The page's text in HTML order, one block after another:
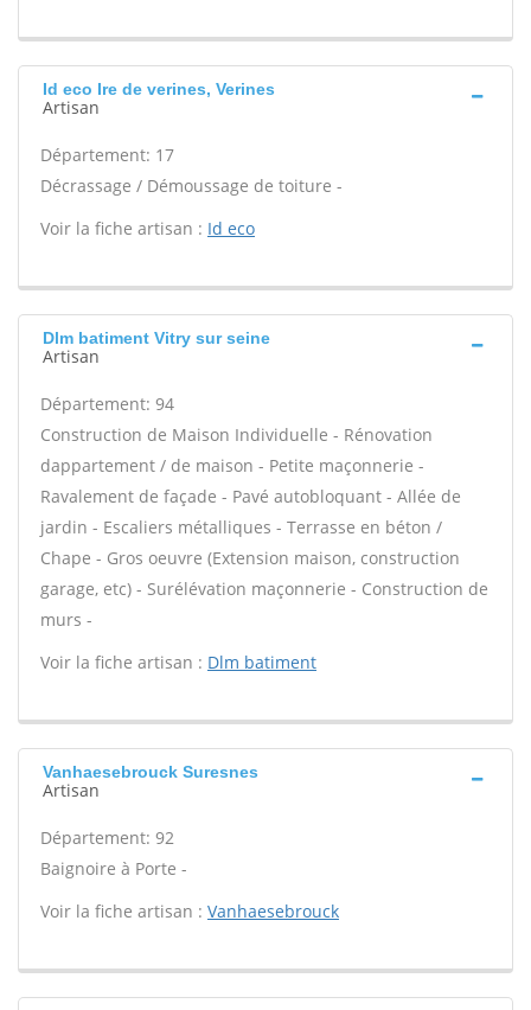
Id eco Ire de verines, Verines
Artisan
Département: 17
Décrassage / Démoussage de toiture -
Voir la fiche artisan : Id eco
Dlm batiment Vitry sur seine
Artisan
Département: 94
Construction de Maison Individuelle - Rénovation
dappartement / de maison - Petite maçonnerie -
Ravalement de façade - Pavé autobloquant - Allée de
jardin - Escaliers métalliques - Terrasse en béton /
Chape - Gros oeuvre (Extension maison, construction
garage, etc) - Surélévation maçonnerie - Construction de
murs -
Voir la fiche artisan : Dlm batiment
Vanhaesebrouck Suresnes
Artisan
Département: 92
Baignoire à Porte -
Voir la fiche artisan : Vanhaesebrouck